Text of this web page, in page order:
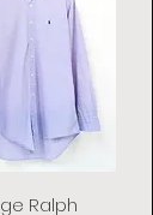
Ralph